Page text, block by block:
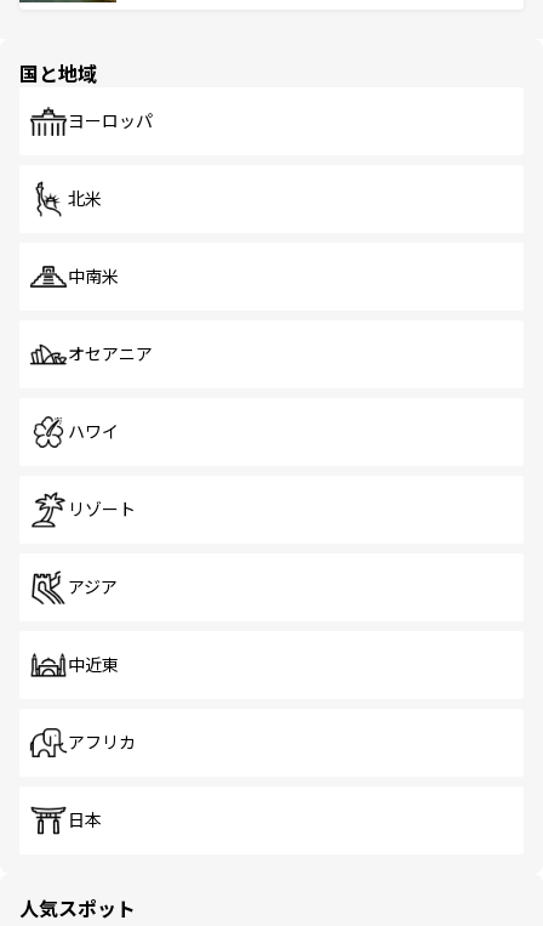
で、ホーカーズは地元の風情を楽しめる外せないスポット
国と地域
ヨーロッパ
北米
中南米
オセアニア
ハワイ
リゾート
アジア
中近東
アフリカ
日本
人気スポット